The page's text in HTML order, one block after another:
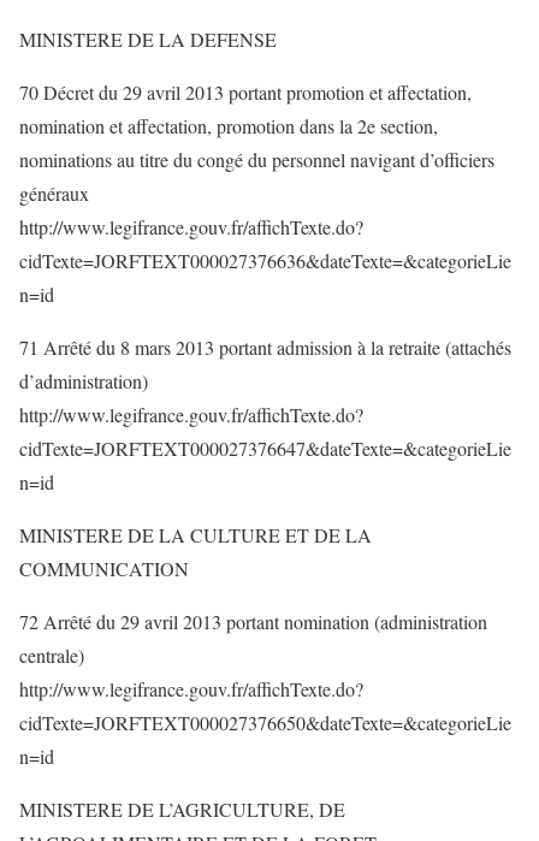
MINISTERE DE LA DEFENSE
70 Décret du 29 avril 2013 portant promotion et affectation,
nomination et affectation, promotion dans la 2e section,
nominations au titre du congé du personnel navigant d’officiers
généraux
http://www.legifrance.gouv.fr/affichTexte.do?
cidTexte=JORFTEXT000027376636&dateTexte=&categorieLie
n=id
71 Arrêté du 8 mars 2013 portant admission à la retraite (attachés
d’administration)
http://www.legifrance.gouv.fr/affichTexte.do?
cidTexte=JORFTEXT000027376647&dateTexte=&categorieLie
n=id
MINISTERE DE LA CULTURE ET DE LA
COMMUNICATION
72 Arrêté du 29 avril 2013 portant nomination (administration
centrale)
http://www.legifrance.gouv.fr/affichTexte.do?
cidTexte=JORFTEXT000027376650&dateTexte=&categorieLie
n=id
MINISTERE DE L’AGRICULTURE, DE